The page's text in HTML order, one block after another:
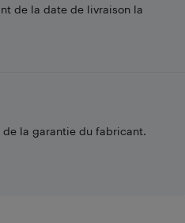
de la date de livraison la
de la garantie du fabricant.